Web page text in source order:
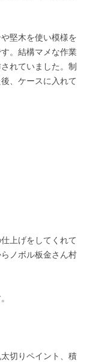
堅木を使い模様を
。結構マメな作業
れていました。制
、ケースに入れて
上げをしてくれて
ノボル板金さん村
切りペイント、積